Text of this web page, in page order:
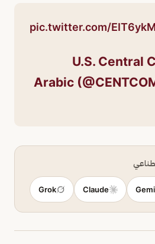
pic.twitter.com/
— U.S. Central
Arabic
Claude
Grok